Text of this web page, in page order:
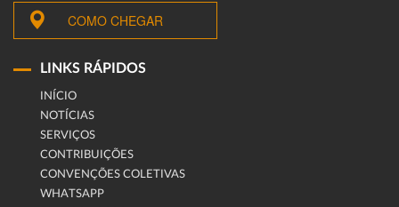
COMO CHEGAR
LINKS RÁPIDOS
INÍCIO
NOTÍCIAS
SERVIÇOS
CONTRIBUIÇÕES
CONVENÇÕES COLETIVAS
WHATSAPP